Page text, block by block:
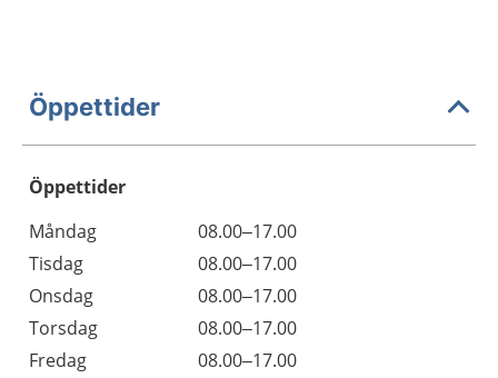
Öppettider
Öppettider
Dag
Öppettider
Kommentarer
Måndag
08.00–17.00
Tisdag
08.00–17.00
Onsdag
08.00–17.00
Torsdag
08.00–17.00
Fredag
08.00–17.00